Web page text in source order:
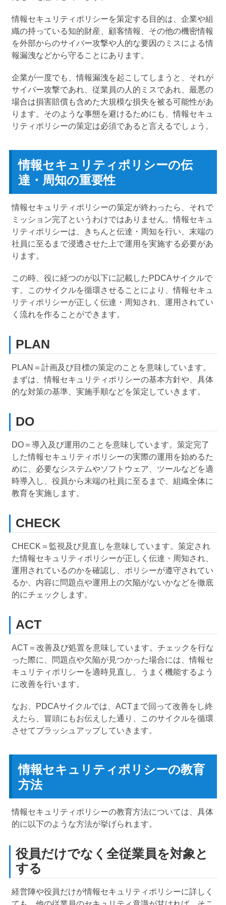
情報セキュリティポリシーを策定する目的は、企業や組
織の持っている知的財産、顧客情報、その他の機密情報
を外部からのサイバー攻撃や人的な要因のミスによる情
報漏洩などから守ることにあります。
企業が一度でも、情報漏洩を起こしてしまうと、それが
サイバー攻撃であれ、従業員の人的ミスであれ、最悪の
場合は損害賠償も含めた大規模な損失を被る可能性があ
ります。そのような事態を避けるためにも、情報セキュ
リティポリシーの策定は必須であると言えるでしょう。
情報セキュリティポリシーの伝
達・周知の重要性
情報セキュリティポリシーの策定が終わったら、それで
ミッション完了というわけではありません。情報セキュ
リティポリシーは、きちんと伝達・周知を行い、末端の
社員に至るまで浸透させた上で運用を実施する必要があ
ります。
この時、役に経つのが以下に記載したPDCAサイクルで
す。このサイクルを循環させることにより、情報セキュ
リティポリシーが正しく伝達・周知され、運用されてい
く流れを作ることができます。
PLAN
PLAN＝計画及び目標の策定のことを意味しています。
まずは、情報セキュリティポリシーの基本方針や、具体
的な対策の基準、実施手順などを策定していきます。
DO
DO＝導入及び運用のことを意味しています。策定完了
した情報セキュリティポリシーの実際の運用を始めるた
めに、必要なシステムやソフトウェア、ツールなどを適
時導入し、役員から末端の社員に至るまで、組織全体に
教育を実施します。
CHECK
CHECK＝監視及び見直しを意味しています。策定され
た情報セキュリティポリシーが正しく伝達・周知され、
運用されているのかを確認し、ポリシーが遵守されてい
るか、内容に問題点や運用上の欠陥がないかなどを徹底
的にチェックします。
ACT
ACT＝改善及び処置を意味しています。チェックを行な
った際に、問題点や欠陥が見つかった場合には、情報セ
キュリティポリシーを適時見直し、うまく機能するよう
に改善を行います。
なお、PDCAサイクルでは、ACTまで回って改善をし終
えたら、冒頭にもお伝えした通り、このサイクルを循環
させてブラッシュアップしていきます。
情報セキュリティポリシーの教育
方法
情報セキュリティポリシーの教育方法については、具体
的に以下のような方法が挙げられます。
役員だけでなく全従業員を対象と
する
経営陣や役員だけが情報セキュリティポリシーに詳しく